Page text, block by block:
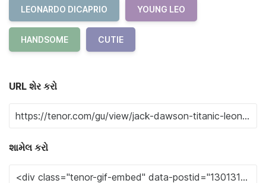
LEONARDO DICAPRIO YOUNG LEO
HANDSOME CUTIE
URL શેર કરો
શામેલ કરો